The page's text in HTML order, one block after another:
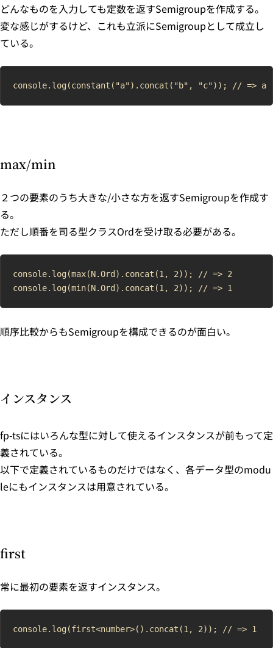
どんなものを入力しても定数を返すSemigroupを作成する。
変な感じがするけど、これも立派にSemigroupとして成立し
ている。
max/min
２つの要素のうち大きな/小さな方を返すSemigroupを作成す
る。
ただし順番を司る型クラスOrdを受け取る必要がある。
console.log(max(N.Ord).concat(1, 2)); // => 2
順序比較からもSemigroupを構成できるのが面白い。
インスタンス
fp-tsにはいろんな型に対して使えるインスタンスが前もって定
義されている。
以下で定義されているものだけではなく、各データ型のmodu
leにもインスタンスは用意されている。
first
常に最初の要素を返すインスタンス。